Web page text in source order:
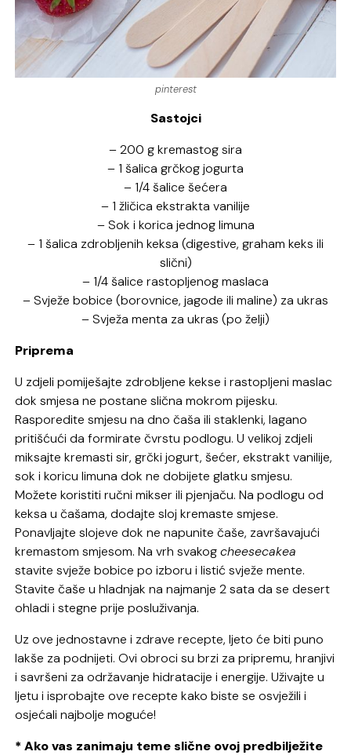
pinterest
Sastojci
– 200 g kremastog sira
– 1 šalica grčkog jogurta
– 1/4 šalice šećera
– 1 žličica ekstrakta vanilije
– Sok i korica jednog limuna
– 1 šalica zdrobljenih keksa (digestive, graham keks ili
slični)
– 1/4 šalice rastopljenog maslaca
– Svježe bobice (borovnice, jagode ili maline) za ukras
– Svježa menta za ukras (po želji)
Priprema
U zdjeli pomiješajte zdrobljene kekse i rastopljeni maslac
dok smjesa ne postane slična mokrom pijesku.
Rasporedite smjesu na dno čaša ili staklenki, lagano
pritišćući da formirate čvrstu podlogu. U velikoj zdjeli
miksajte kremasti sir, grčki jogurt, šećer, ekstrakt vanilije,
sok i koricu limuna dok ne dobijete glatku smjesu.
Možete koristiti ručni mikser ili pjenjaču. Na podlogu od
keksa u čašama, dodajte sloj kremaste smjese.
Ponavljajte slojeve dok ne napunite čaše, završavajući
kremastom smjesom. Na vrh svakogcheesecakea
stavite svježe bobice po izboru i listić svježe mente.
Stavite čaše u hladnjak na najmanje 2 sata da se desert
ohladi i stegne prije posluživanja.
Uz ove jednostavne i zdrave recepte, ljeto će biti puno
lakše za podnijeti. Ovi obroci su brzi za pripremu, hranjivi
i savršeni za održavanje hidratacije i energije. Uživajte u
ljetu i isprobajte ove recepte kako biste se osvježili i
osjećali najbolje moguće!
* Ako vas zanimaju teme slične ovoj predbilježite